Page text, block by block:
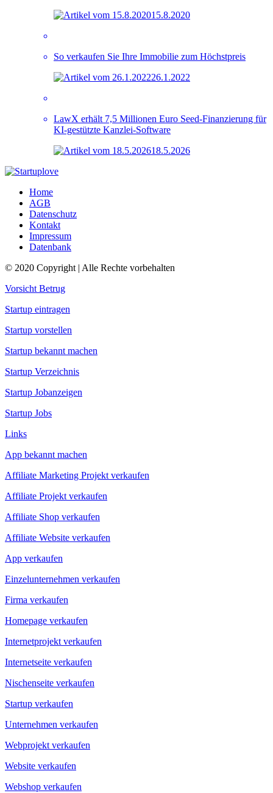
15.8.2020
So verkaufen Sie Ihre Immobilie zum Höchstpreis
26.1.2022
LawX erhält 7,5 Millionen Euro Seed-Finanzierung für
KI-gestützte Kanzlei-Software
18.5.2026
Home
AGB
Datenschutz
Kontakt
Impressum
Datenbank
© 2020 Copyright | Alle Rechte vorbehalten
Vorsicht Betrug
Startup eintragen
Startup vorstellen
Startup bekannt machen
Startup Verzeichnis
Startup Jobanzeigen
Startup Jobs
Links
App bekannt machen
Affiliate Marketing Projekt verkaufen
Affiliate Projekt verkaufen
Affiliate Shop verkaufen
Affiliate Website verkaufen
App verkaufen
Einzelunternehmen verkaufen
Firma verkaufen
Homepage verkaufen
Internetprojekt verkaufen
Internetseite verkaufen
Nischenseite verkaufen
Startup verkaufen
Unternehmen verkaufen
Webprojekt verkaufen
Website verkaufen
Webshop verkaufen